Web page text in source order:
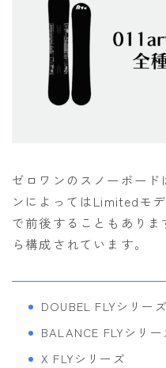
ゼロワンのスノーボー
ンによってはLimitedモ
で前後することもあり
ら構成されています。
DOUBEL FLYシリーズ
BALANCE FLYシリー
X FLYシリーズ